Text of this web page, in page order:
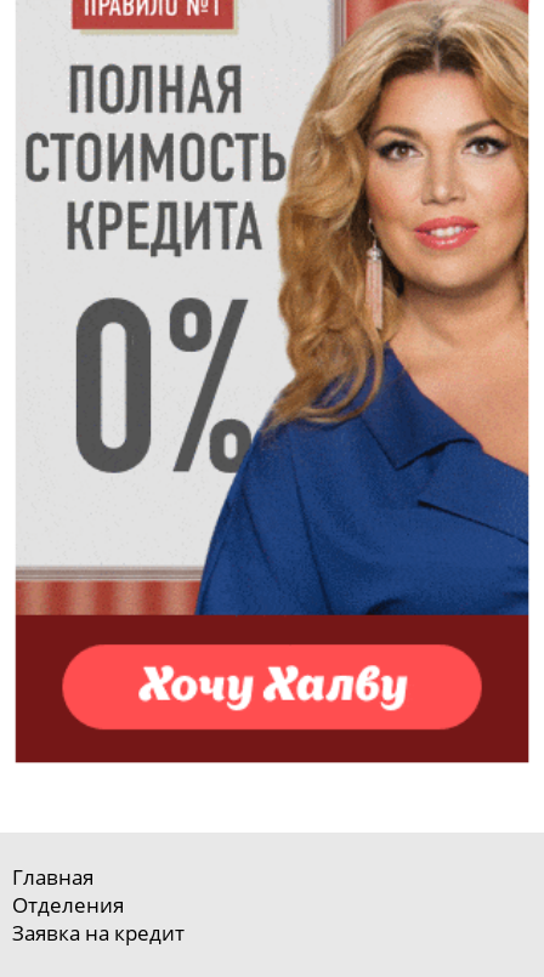
Главная
Отделения
Заявка на кредит